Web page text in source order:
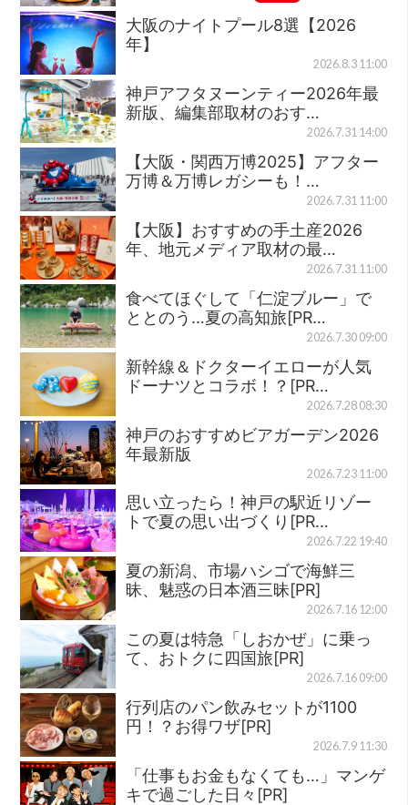
大阪のナイトプール8選【2026
年】
2026.8.3 11:00
神戸アフタヌーンティー2026年最
新版、編集部取材のおす…
2026.7.31 14:00
【大阪・関西万博2025】アフター
万博＆万博レガシーも！…
2026.7.31 11:00
【大阪】おすすめの手土産2026
年、地元メディア取材の最…
2026.7.31 11:00
食べてほぐして「仁淀ブルー」で
ととのう…夏の高知旅[PR…
2026.7.30 09:00
新幹線＆ドクターイエローが人気
ドーナツとコラボ！？[PR…
2026.7.28 08:30
神戸のおすすめビアガーデン2026
年最新版
2026.7.23 11:00
思い立ったら！神戸の駅近リゾー
トで夏の思い出づくり[PR…
2026.7.22 19:40
夏の新潟、市場ハシゴで海鮮三
昧、魅惑の日本酒三昧[PR]
2026.7.16 12:00
この夏は特急「しおかぜ」に乗っ
て、おトクに四国旅[PR]
2026.7.16 09:00
行列店のパン飲みセットが1100
円！？お得ワザ[PR]
2026.7.9 11:30
「仕事もお金もなくても…」マンゲ
キで過ごした日々[PR]